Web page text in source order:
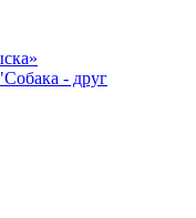
- друг